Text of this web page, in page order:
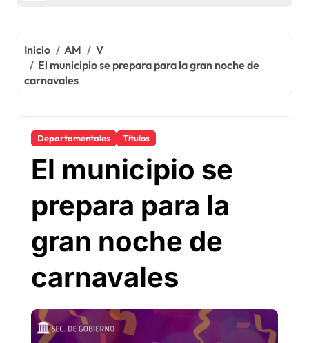
Inicio AM
V
El municipio se prepara para la gran noche de
carnavales
Departamentales Titulos
El municipio se
prepara para la
gran noche de
carnavales